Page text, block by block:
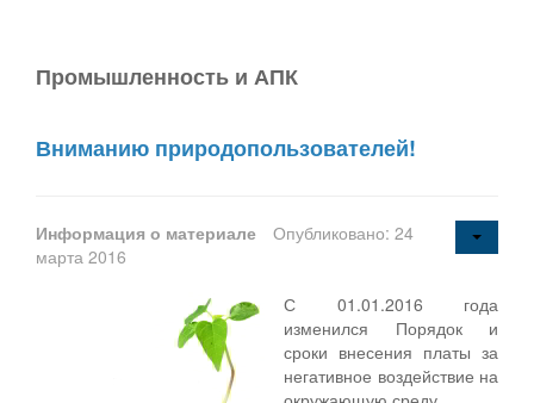
Промышленность и АПК
Вниманию природопользователей!
Информация о материале
Опубликовано: 24
марта 2016
С 01.01.2016 года
изменился Порядок и
сроки внесения платы за
негативное воздействие на